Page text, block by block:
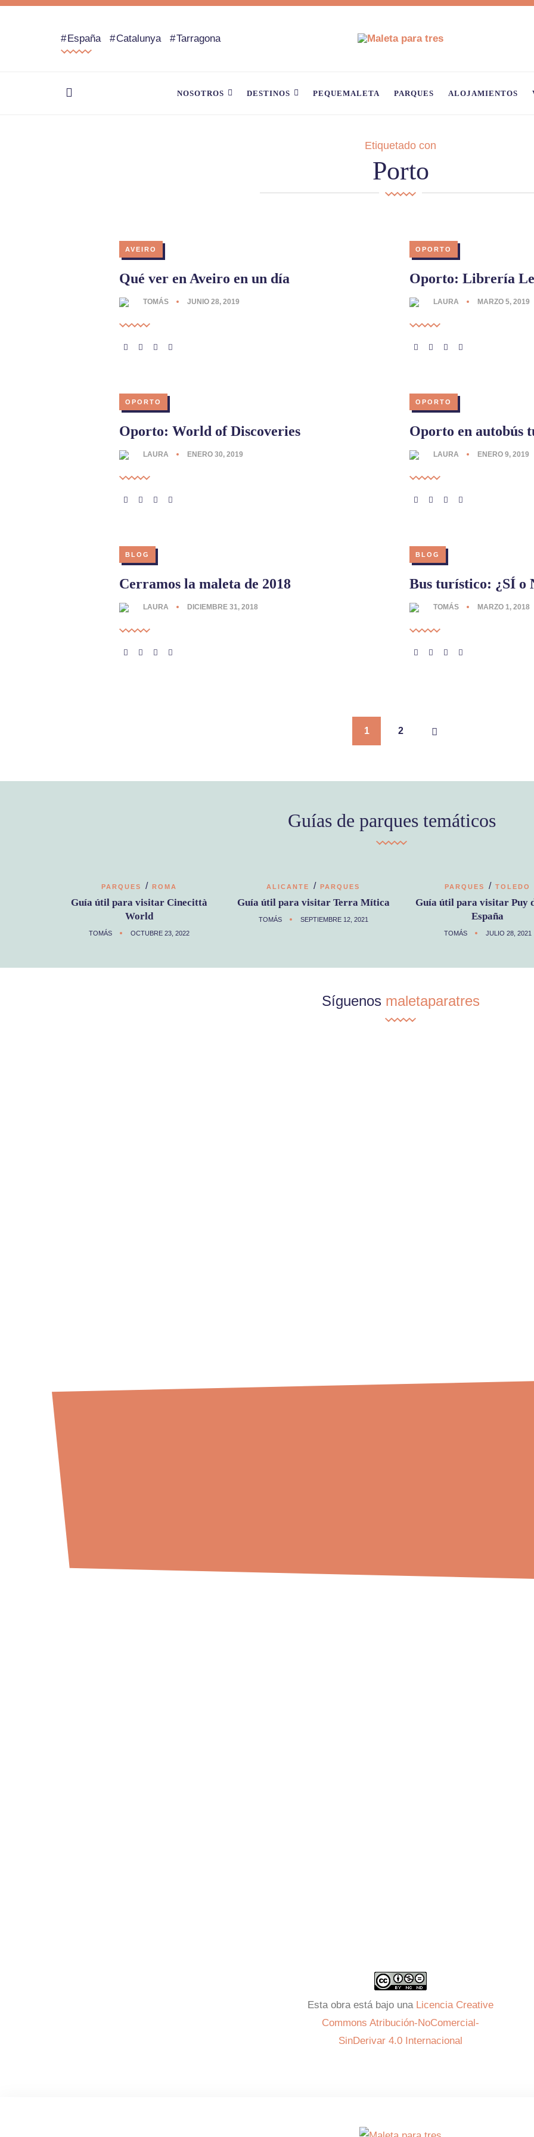
España Catalunya Tarragona
NOSOTROS DESTINOS PEQUEMALETA PARQUES ALOJAMIENTOS
Etiquetado con
Porto
AVEIRO
Qué ver en Aveiro en un día
TOMÁS JUNIO 28, 2019
OPORTO
Oporto: Librería
LAURA MARZO 5, 2019
OPORTO
Oporto: World of Discoveries
LAURA ENERO 30, 2019
OPORTO
Oporto en autobús
LAURA ENERO 9, 2019
BLOG
Cerramos la maleta de 2018
LAURA DICIEMBRE 31, 2018
BLOG
Bus turístico: ¿SÍ o
TOMÁS MARZO 1, 2018
1 2
Guías de parques temáticos
PARQUES / ROMA
Guía útil para visitar Cinecittà
World
TOMÁS OCTUBRE 23, 2022
ALICANTE / PARQUES
Guía útil para visitar Terra Mítica
TOMÁS SEPTIEMBRE 12, 2021
PARQUES / TOLEDO
Guía útil para visitar Puy
España
TOMÁS JULIO 28, 2021
Síguenos maletaparatres
Esta obra está bajo una Licencia Creative
Commons Atribución-NoComercial-
SinDerivar 4.0 Internacional